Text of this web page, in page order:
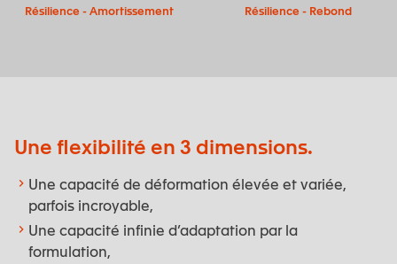
Résilience - Amortissement Résilience - Rebond
Une flexibilité en 3 dimensions.
Une capacité de déformation élevée et variée,
parfois incroyable,
Une capacité infinie d’adaptation par la
formulation,